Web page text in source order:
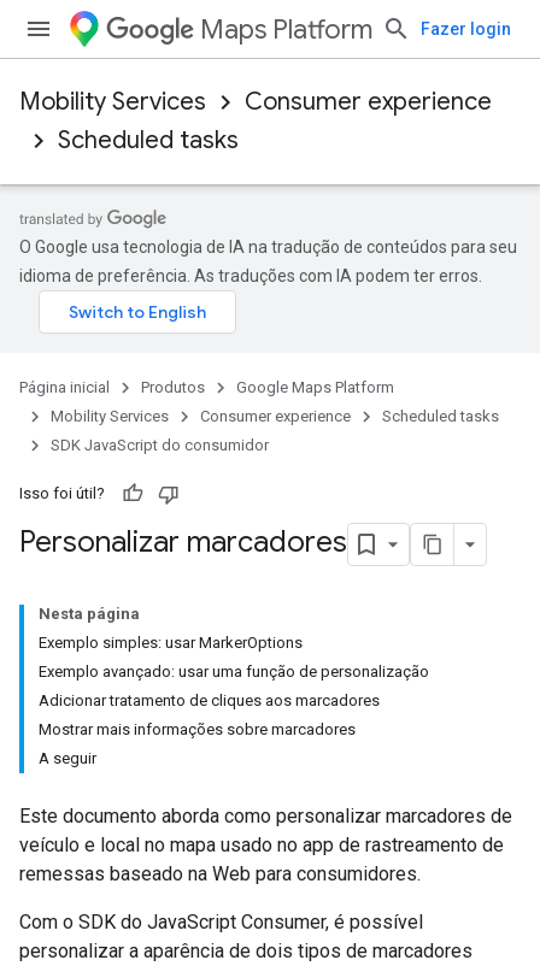
Maps Platform Fazer login
Mobility Services
Consumer experience
Scheduled tasks
O Google usa tecnologia de IA na tradução de conteúdos para seu
idioma de preferência. As traduções com IA podem ter erros.
Página inicial Produtos
Google Maps Platform
Mobility Services
Consumer experience
Scheduled tasks
SDK JavaScript do consumidor
Isso foi útil?
Personalizar marcadores
Nesta página
Exemplo simples: usar MarkerOptions
Exemplo avançado: usar uma função de personalização
Adicionar tratamento de cliques aos marcadores
Mostrar mais informações sobre marcadores
A seguir
Este documento aborda como personalizar marcadores de
veículo e local no mapa usado no app de rastreamento de
remessas baseado na Web para consumidores.
Com o SDK do JavaScript Consumer, é possível
personalizar a aparência de dois tipos de marcadores